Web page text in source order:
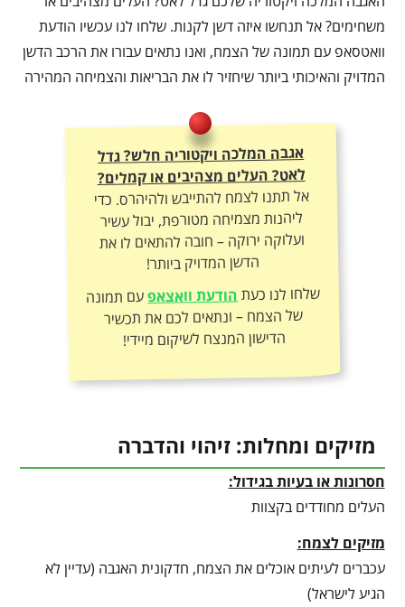
משחימים? אל תנחשו איזה דשן לקנות. שלחו לנו עכשיו הודעת
וואטסאפ עם תמונה של הצמח, ואנו נתאים עבורו את הרכב הדשן
המדויק והאיכותי ביותר שיחזיר לו את הבריאות והצמיחה המהירה
אגבה המלכה ויקטוריה חלש? גדל
לאט? העלים מצהיבים או קמלים?
אל תתנו לצמח להתייבש ולהיהרס. כדי
ליהנות מצמיחה מטורפת, יבול עשיר
ועלוקה ירוקה – חובה להתאים לו את
הדשן המדויק ביותר!
שלחו לנו כעתהודעת וואצאפעם תמונה
של הצמח – ונתאים לכם את תכשיר
הדישון המנצח לשיקום מיידי!
מזיקים ומחלות: זיהוי והדברה
חסרונות או בעיות בגידול:
העלים מחודדים בקצוות
מזיקים לצמח:
עכברים לעיתים אוכלים את הצמח, חדקונית האגבה (עדיין לא
הגיע לישראל)